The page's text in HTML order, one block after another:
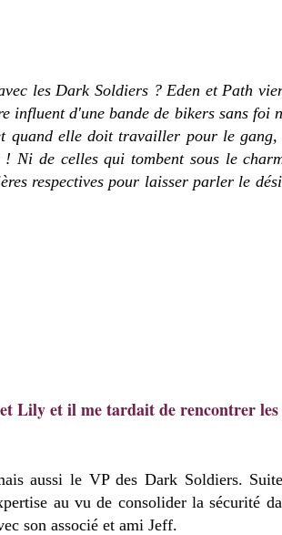
les Dark Soldiers ? Eden et Path
influent d'une bande de bikers sans foi
quand elle doit travailler pour le
Ni de celles qui tombent sous le
respectives pour laisser parler le
Lily et il me tardait de rencontrer les
aussi le VP des Dark Soldiers.
au vu de consolider la sécurité
son associé et ami Jeff.